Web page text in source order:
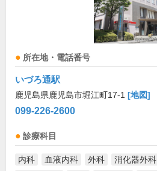
所在地・電話番号
いづろ通駅
鹿児島県鹿児島市堀江町17-1 [地図]
099-226-2600
診療科目
内科 血液内科 外科 消化器外科